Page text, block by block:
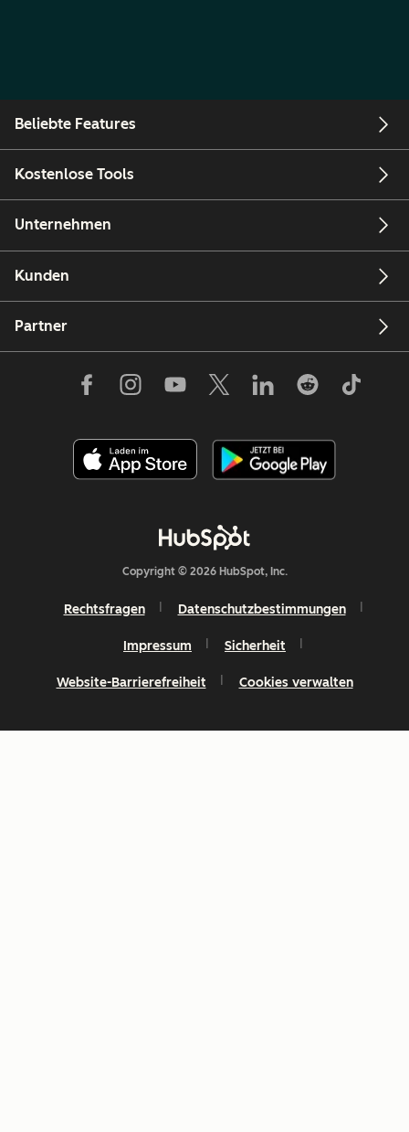
Beliebte Features
Kostenlose Tools
Unternehmen
Kunden
Partner
Copyright © 2026 HubSpot, Inc.
Rechtsfragen Datenschutzbestimmungen
Impressum Sicherheit
Website-Barrierefreiheit Cookies verwalten